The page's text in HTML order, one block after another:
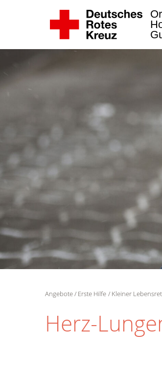
Angebote Erste Hilfe Kleiner
Herz-